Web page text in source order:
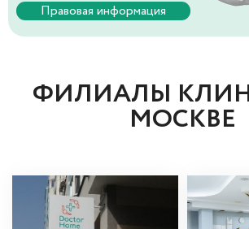
Правовая информация
ФИЛИАЛЫ
МОСКВЕ